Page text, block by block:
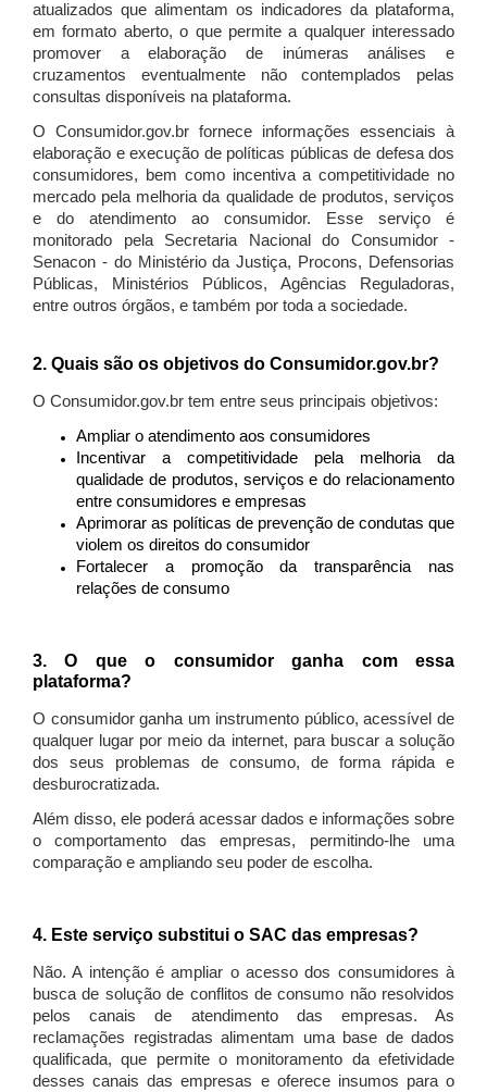
atualizados que alimentam os indicadores da plataforma,
em formato aberto, o que permite a qualquer interessado
promover a elaboração de inúmeras análises e
cruzamentos eventualmente não contemplados pelas
consultas disponíveis na plataforma.
O Consumidor.gov.br fornece informações essenciais à
elaboração e execução de políticas públicas de defesa dos
consumidores, bem como incentiva a competitividade no
mercado pela melhoria da qualidade de produtos, serviços
e do atendimento ao consumidor. Esse serviço é
monitorado pela Secretaria Nacional do Consumidor -
Senacon - do Ministério da Justiça, Procons, Defensorias
Públicas, Ministérios Públicos, Agências Reguladoras,
entre outros órgãos, e também por toda a sociedade.
2. Quais são os objetivos do Consumidor.gov.br?
O Consumidor.gov.br tem entre seus principais objetivos:
Ampliar o atendimento aos consumidores
Incentivar a competitividade pela melhoria da
qualidade de produtos, serviços e do relacionamento
entre consumidores e empresas
Aprimorar as políticas de prevenção de condutas que
violem os direitos do consumidor
Fortalecer a promoção da transparência nas
relações de consumo
3. O que o consumidor ganha com essa
plataforma?
O consumidor ganha um instrumento público, acessível de
qualquer lugar por meio da internet, para buscar a solução
dos seus problemas de consumo, de forma rápida e
desburocratizada.
Além disso, ele poderá acessar dados e informações sobre
o comportamento das empresas, permitindo-lhe uma
comparação e ampliando seu poder de escolha.
4. Este serviço substitui o SAC das empresas?
Não. A intenção é ampliar o acesso dos consumidores à
busca de solução de conflitos de consumo não resolvidos
pelos canais de atendimento das empresas. As
reclamações registradas alimentam uma base de dados
qualificada, que permite o monitoramento da efetividade
desses canais das empresas e oferece insumos para o